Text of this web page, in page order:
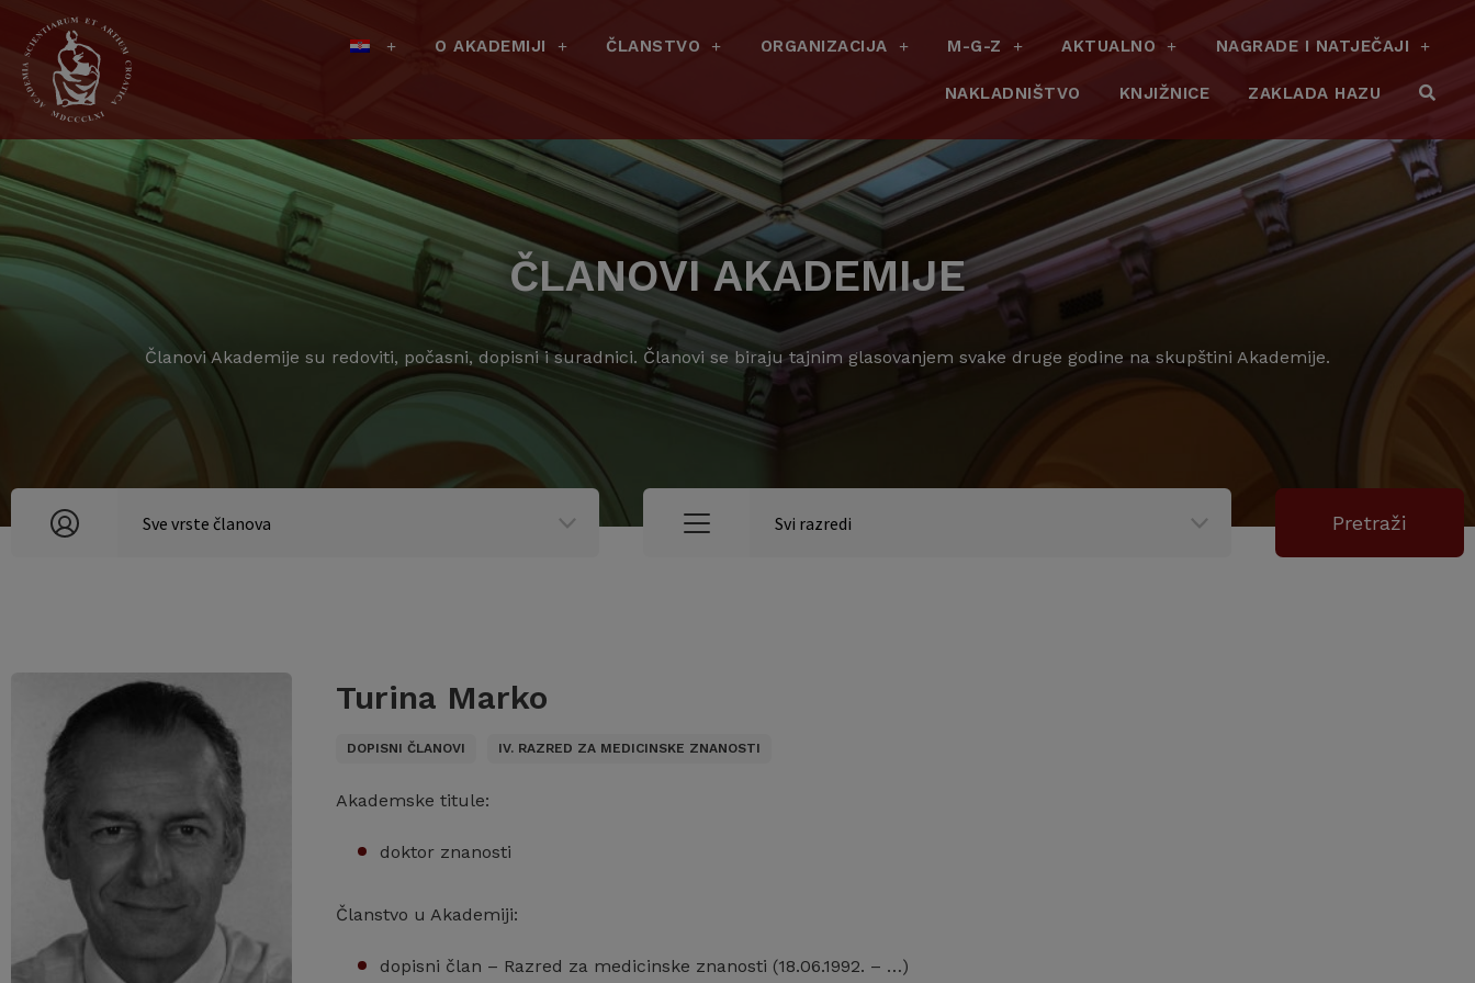
O AKADEMIJI ČLANSTVO ORGANIZACIJA M-G-Z AKTUALNO NAGRADE I NATJEČAJI
NAKLADNIŠTVO KNJIŽNICE ZAKLADA HAZU
ČLANOVI AKADEMIJE
Članovi Akademije su redoviti, počasni, dopisni i suradnici. Članovi se biraju tajnim glasovanjem svake druge godine na skupštini Akademije.
Turina Marko
DOPISNI ČLANOVI IV. RAZRED ZA MEDICINSKE ZNANOSTI
Akademske titule:
doktor znanosti
Članstvo u Akademiji:
dopisni član – Razred za medicinske znanosti (18.06.1992. – …)